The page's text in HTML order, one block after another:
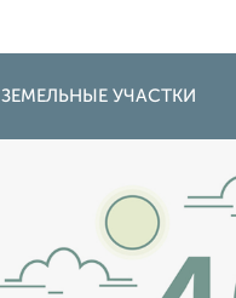
ЗЕМЕЛЬНЫЕ УЧАСТКИ